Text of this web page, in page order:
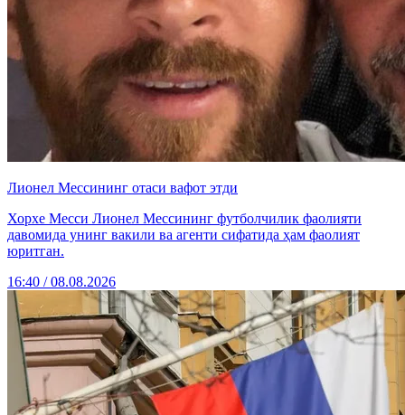
Лионел Мессининг отаси вафот этди
Хорхе Месси Лионел Мессининг футболчилик фаолияти
давомида унинг вакили ва агенти сифатида ҳам фаолият
юритган.
16:40 / 08.08.2026